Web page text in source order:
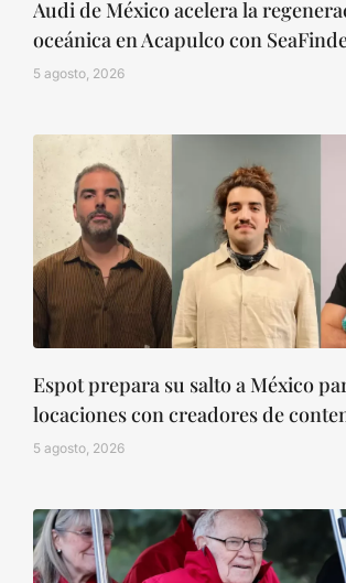
Audi de México acelera la
oceánica en Acapulco con
5 agosto, 2026
Espot prepara su salto a México
locaciones con creadores de
5 agosto, 2026